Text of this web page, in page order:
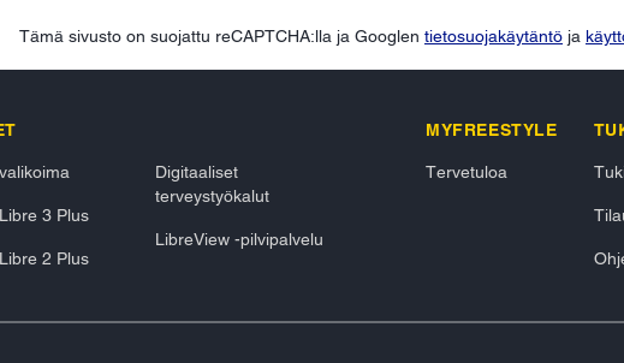
Tämä sivusto on suojattu reCAPTCHA:lla ja Googlen tietosuojakäytäntö ja
3 Plus
2 Plus
Digitaaliset
terveystyökalut
LibreView -pilvipalvelu
MYFREESTYLE
Tervetuloa